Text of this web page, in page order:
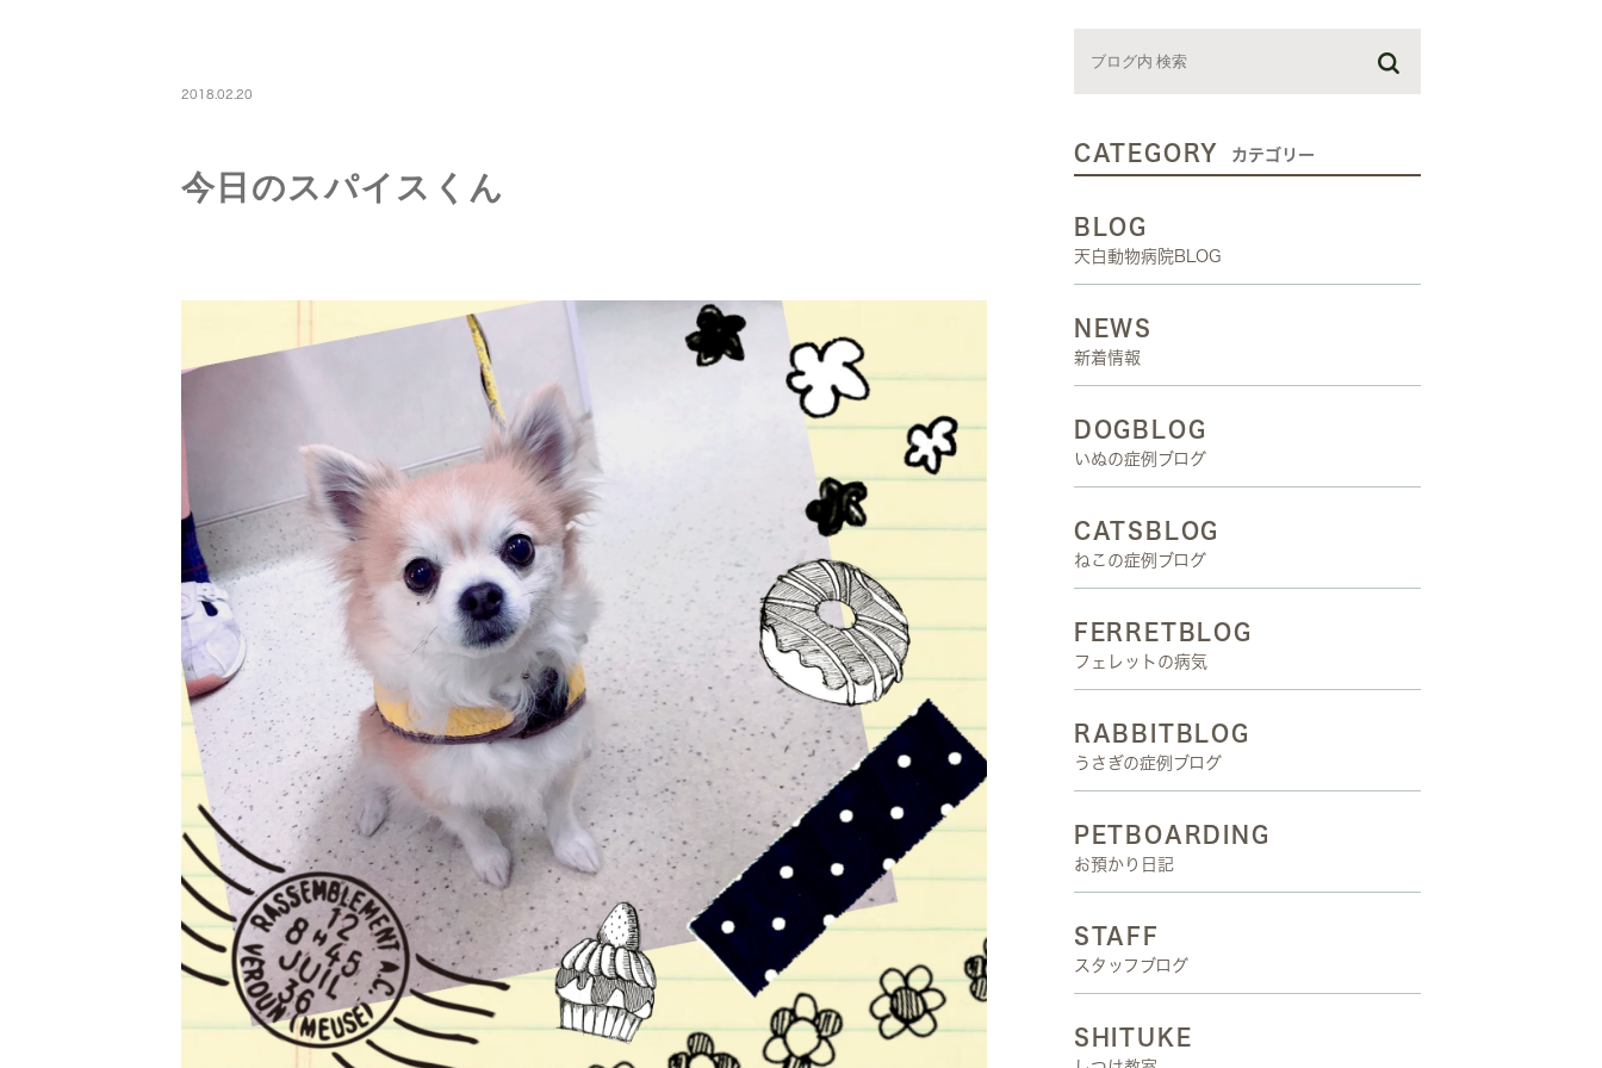
2018.02.20
今日のスパイスくん
CATEGORY カテゴリー
BLOG
天白動物病院BLOG
NEWS
新着情報
DOGBLOG
いぬの症例ブログ
CATSBLOG
ねこの症例ブログ
FERRETBLOG
フェレットの病気
RABBITBLOG
うさぎの症例ブログ
PETBOARDING
お預かり日記
STAFF
スタッフブログ
SHITUKE